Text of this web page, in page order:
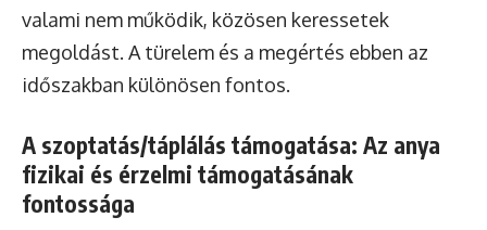
valami nem működik, közösen keressetek
megoldást. A türelem és a megértés ebben az
időszakban különösen fontos.
A szoptatás/táplálás támogatása: Az anya
fizikai és érzelmi támogatásának
fontossága